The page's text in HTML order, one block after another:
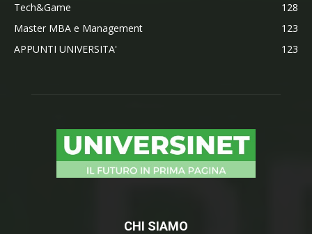
Tech&Game
128
Master MBA e Management
123
APPUNTI UNIVERSITA'
123
CHI SIAMO